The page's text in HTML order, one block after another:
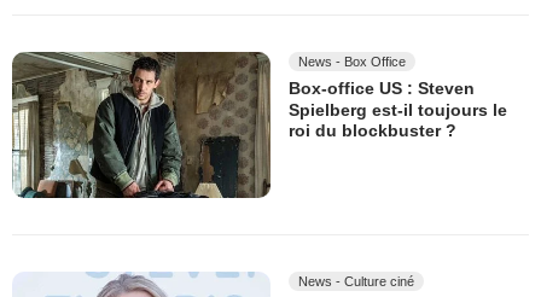
News - Box Office
Box-office US : Steven
Spielberg est-il toujours le
roi du blockbuster ?
News - Culture ciné